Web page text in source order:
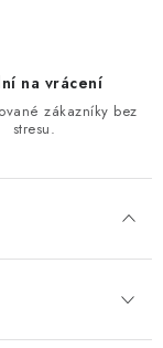
na vrácení
zákazníky bez
stresu.